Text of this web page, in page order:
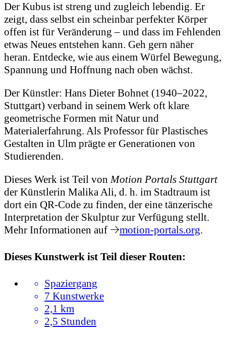
Der Kubus ist streng und zugleich lebendig. Er
zeigt, dass selbst ein scheinbar perfekter Körper
offen ist für Veränderung – und dass im Fehlenden
etwas Neues entstehen kann. Geh gern näher
heran. Entdecke, wie aus einem Würfel Bewegung,
Spannung und Hoffnung nach oben wächst.
Der Künstler: Hans Dieter Bohnet (1940–2022,
Stuttgart) verband in seinem Werk oft klare
geometrische Formen mit Natur und
Materialerfahrung. Als Professor für Plastisches
Gestalten in Ulm prägte er Generationen von
Studierenden.
Dieses Werk ist Teil vonMotion Portals Stuttgart
der Künstlerin Malika Ali, d. h. im Stadtraum ist
dort ein QR-Code zu finden, der eine tänzerische
Interpretation der Skulptur zur Verfügung stellt.
Mehr Informationen auf
motion-portals.org.
Dieses Kunstwerk ist Teil dieser Routen:
Spaziergang
7 Kunstwerke
2,1 km
2,5 Stunden